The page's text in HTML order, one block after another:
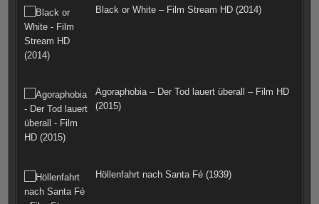
Black or White – Film Stream HD (2014)
Agoraphobia – Der Tod lauert überall – Film HD
(2015)
Höllenfahrt nach Santa Fé (1939)